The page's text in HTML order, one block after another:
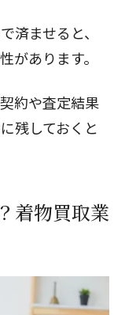
済ませると、
があります。
約や査定結果
残しておくと
着物買取業